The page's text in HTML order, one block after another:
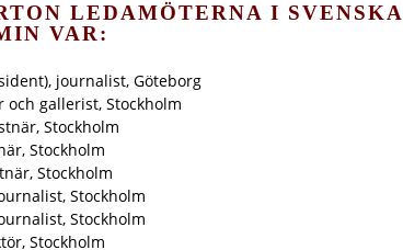
LEDAMÖTERNA I SVENSKA
VAR:
journalist, Göteborg
och gallerist, Stockholm
Stockholm
Stockholm
Stockholm
Stockholm
Stockholm
Stockholm